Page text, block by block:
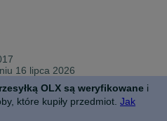
94 dB (+/- 6 dB)
III
ale wiadomo że to nie
16 lipca 2026
OLX są weryfikowane i
które kupiły przedmiot. Jak